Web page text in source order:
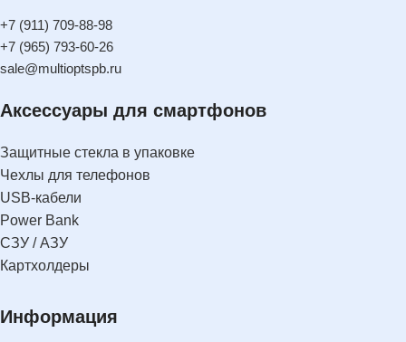
+7 (911) 709-88-98
+7 (965) 793-60-26
sale@multioptspb.ru
Аксессуары для смартфонов
Защитные стекла в упаковке
Чехлы для телефонов
USB-кабели
Power Bank
СЗУ / АЗУ
Картхолдеры
Информация